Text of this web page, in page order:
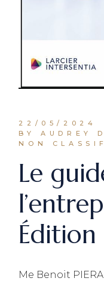
22/05/2024
BY AUDREY
NON
Le
Me Benoit